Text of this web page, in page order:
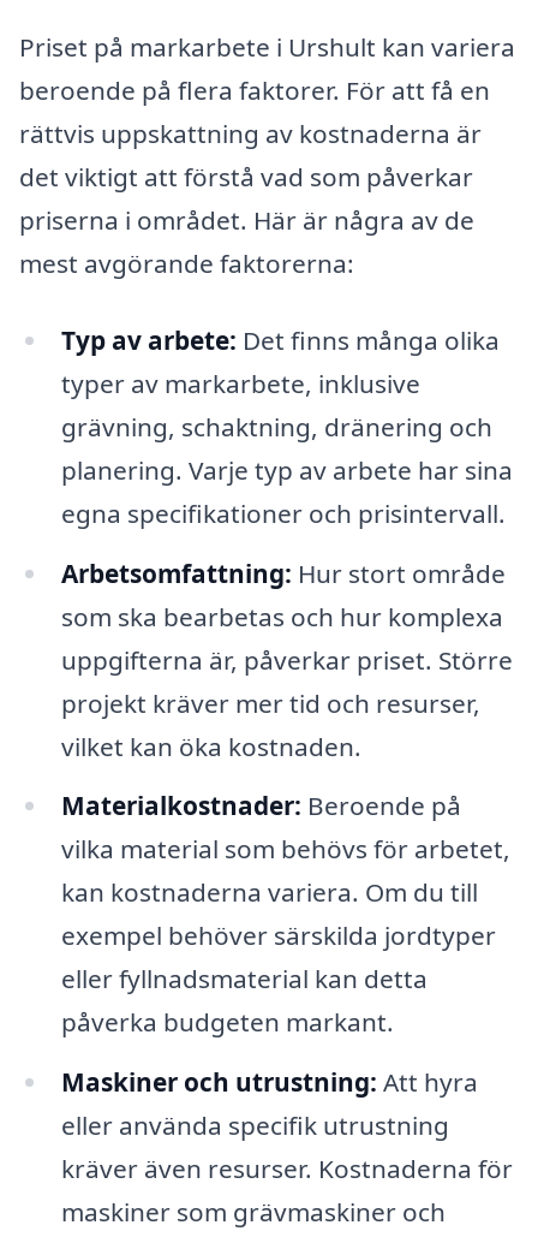
Priset på markarbete i Urshult kan variera
beroende på flera faktorer. För att få en
rättvis uppskattning av kostnaderna är
det viktigt att förstå vad som påverkar
priserna i området. Här är några av de
mest avgörande faktorerna:
Typ av arbete: Det finns många olika
typer av markarbete, inklusive
grävning, schaktning, dränering och
planering. Varje typ av arbete har sina
egna specifikationer och prisintervall.
Arbetsomfattning: Hur stort område
som ska bearbetas och hur komplexa
uppgifterna är, påverkar priset. Större
projekt kräver mer tid och resurser,
vilket kan öka kostnaden.
Materialkostnader: Beroende på
vilka material som behövs för arbetet,
kan kostnaderna variera. Om du till
exempel behöver särskilda jordtyper
eller fyllnadsmaterial kan detta
påverka budgeten markant.
Maskiner och utrustning: Att hyra
eller använda specifik utrustning
kräver även resurser. Kostnaderna för
maskiner som grävmaskiner och